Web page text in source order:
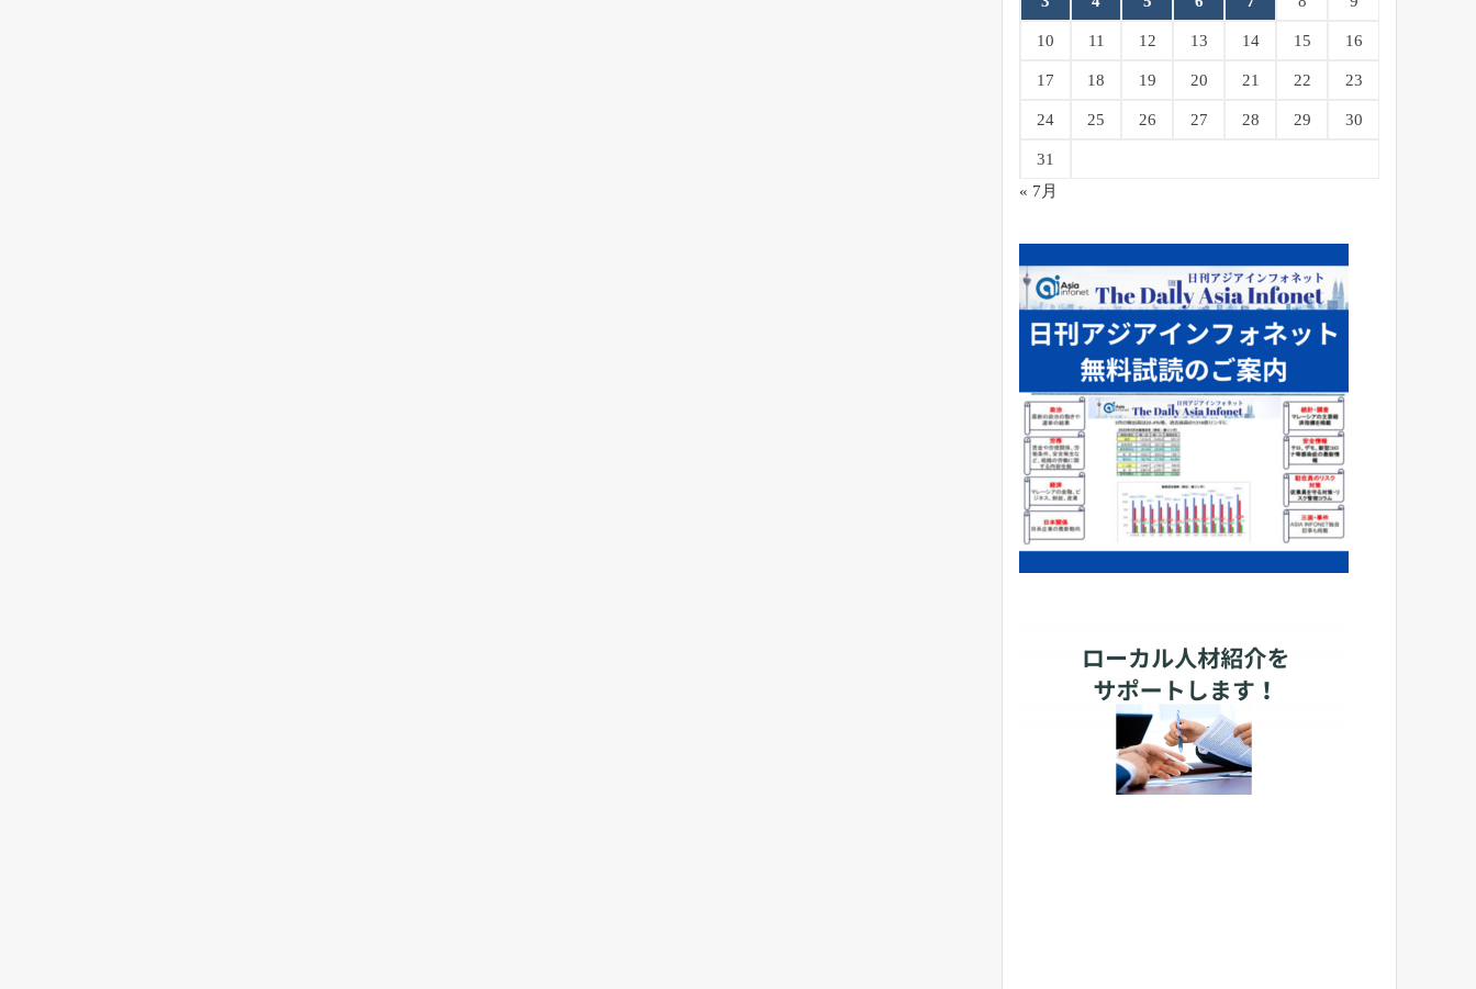
10 11 12 13 14 15 16
17 18 19 20 21 22 23
24 25 26 27 28 29 30
31
« 7月